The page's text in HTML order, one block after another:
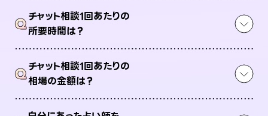
Qチャット相談1回あたりの
所要時間は？
Qチャット相談1回あたりの
相場の金額は？